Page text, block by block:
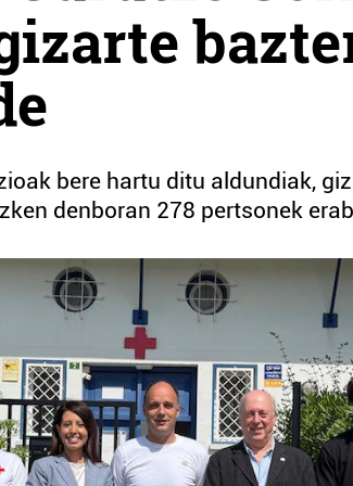
bere hartu ditu aldundiak,
denboran 278 pertsonek